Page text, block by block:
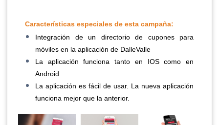
Características especiales de esta campaña:
Integración de un directorio de cupones para
móviles en la aplicación de DalleValle
La aplicación funciona tanto en IOS como en
Android
La aplicación es fácil de usar. La nueva aplicación
funciona mejor que la anterior.